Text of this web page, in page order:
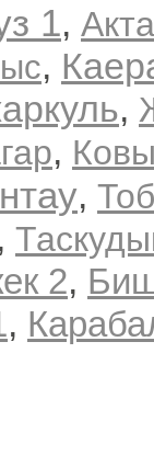
1,
,
,
,
,
,
2,
,